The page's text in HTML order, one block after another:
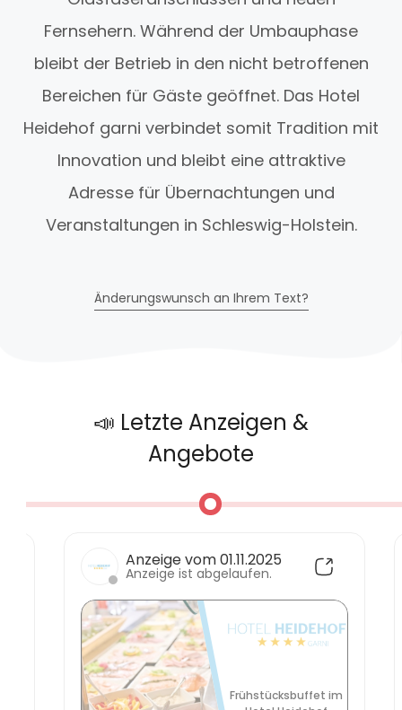
Fernsehern. Während der Umbauphase
bleibt der Betrieb in den nicht betroffenen
Bereichen für Gäste geöffnet. Das Hotel
Heidehof garni verbindet somit Tradition mit
Innovation und bleibt eine attraktive
Adresse für Übernachtungen und
Veranstaltungen in Schleswig-Holstein.
Änderungswunsch an Ihrem Text?